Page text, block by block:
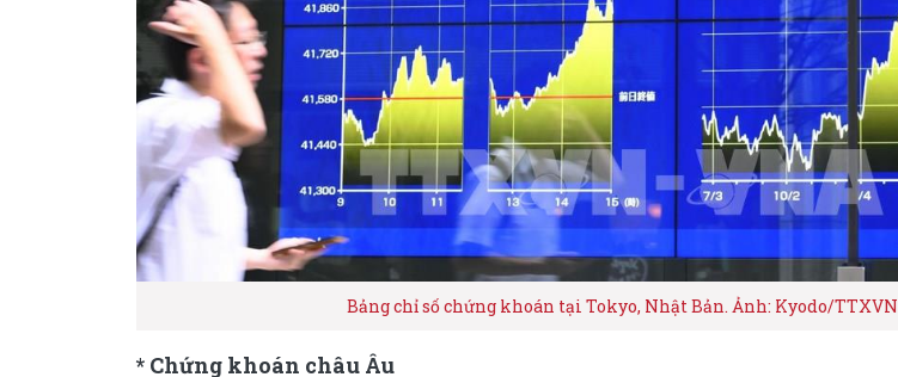
Bảng chỉ số chứng khoán tại Tokyo, Nhật Bản. Ảnh: Kyodo/TTXVN
* Chứng khoán châu Âu